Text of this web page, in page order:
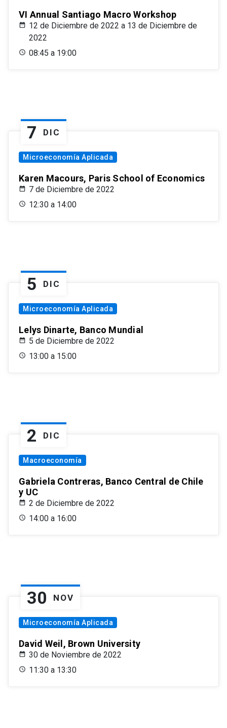
VI Annual Santiago Macro Workshop
12 de Diciembre de 2022 a 13 de Diciembre de
2022
08:45 a 19:00
7 DIC
Microeconomía Aplicada
Karen Macours, Paris School of Economics
7 de Diciembre de 2022
12:30 a 14:00
5 DIC
Microeconomía Aplicada
Lelys Dinarte, Banco Mundial
5 de Diciembre de 2022
13:00 a 15:00
2 DIC
Macroeconomía
Gabriela Contreras, Banco Central de Chile
y UC
2 de Diciembre de 2022
14:00 a 16:00
30 NOV
Microeconomía Aplicada
David Weil, Brown University
30 de Noviembre de 2022
11:30 a 13:30